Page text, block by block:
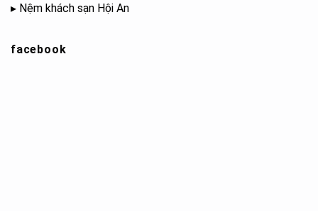
▸ Nệm khách sạn Hội An
facebook